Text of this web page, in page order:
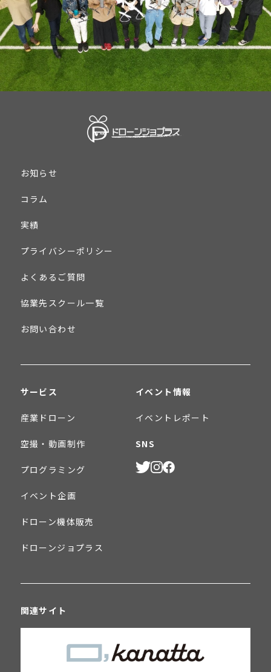
お知らせ
コラム
実績
プライバシーポリシー
よくあるご質問
協業先スクール一覧
お問い合わせ
サービス
産業ドローン
空撮・動画制作
プログラミング
イベント企画
ドローン機体販売
ドローンジョプラス
イベント情報
イベントレポート
SNS
関連サイト